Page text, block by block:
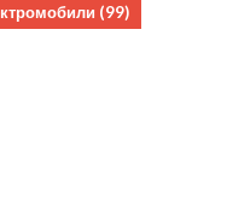
(99)